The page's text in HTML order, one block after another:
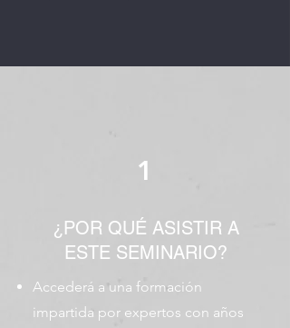
1
¿POR QUÉ ASISTIR A
ESTE SEMINARIO?
Accederá a una formación
impartida por expertos con años